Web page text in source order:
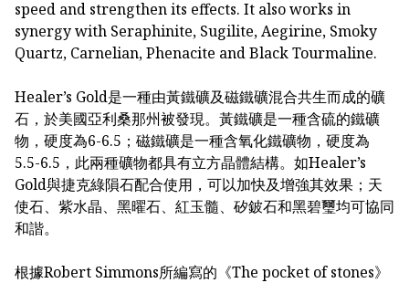
speed and strengthen its effects. It also works in
synergy with Seraphinite, Sugilite, Aegirine, Smoky
Quartz, Carnelian, Phenacite and Black Tourmaline.
Healer’s Gold是一種由黃鐵礦及磁鐵礦混合共生而成的礦
石，於美國亞利桑那州被發現。黃鐵礦是一種含硫的鐵礦
物，硬度為6-6.5；磁鐵礦是一種含氧化鐵礦物，硬度為
5.5-6.5，此兩種礦物都具有立方晶體結構。如Healer’s
Gold與捷克綠隕石配合使用，可以加快及增強其效果；天
使石、紫水晶、黑曜石、紅玉髓、矽鈹石和黑碧璽均可協同
和諧。
根據Robert Simmons所編寫的《The pocket of stones》